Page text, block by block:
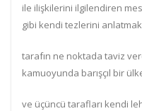
ile ilişkilerini ilgilendiren
gibi kendi tezlerini
tarafın ne noktada taviz
kamuoyunda barışçıl bir
ve üçüncü tarafları kendi